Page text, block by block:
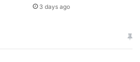
3 days ago
खाई में धक्का… आरोपियों ने